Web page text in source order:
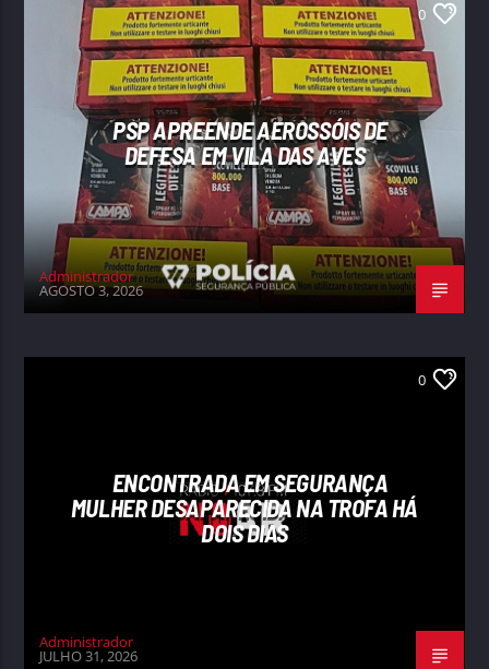
0
PSP APREENDE AEROSSÓIS DE
DEFESA EM VILA DAS AVES
Administrador
AGOSTO 3, 2026
0
ENCONTRADA EM SEGURANÇA
MULHER DESAPARECIDA NA TROFA HÁ
DOIS DIAS
Administrador
JULHO 31, 2026